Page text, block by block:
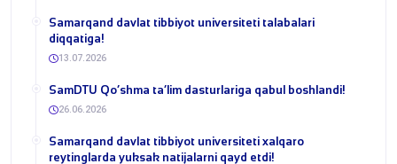
Samarqand davlat tibbiyot universiteti talabalari
diqqatiga!
13.07.2026
​SamDTU Qo‘shma ta’lim dasturlariga qabul boshlandi!
26.06.2026
Samarqand davlat tibbiyot universiteti xalqaro
reytinglarda yuksak natijalarni qayd etdi!